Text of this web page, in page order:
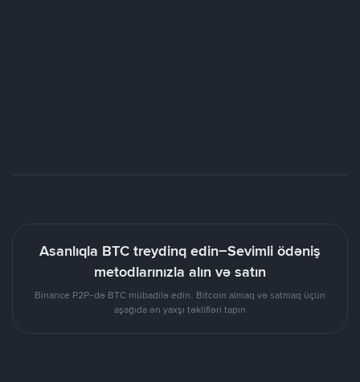
Asanlıqla BTC treydinq edin–Sevimli ödəniş
metodlarınızla alın və satın
Binance P2P-də BTC mübadilə edin. Bitcoin almaq və satmaq üçün
aşağıda ən yaxşı təklifləri tapın